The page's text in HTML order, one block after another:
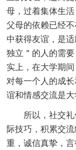
母，过着集体生
父母的依赖已经
中获得友谊，是
独立＂的人的需
实上，在大学期
对每一个人的成
谊和情感交流是大
所以，社交
际技巧，积累交
重，诚信真挚，